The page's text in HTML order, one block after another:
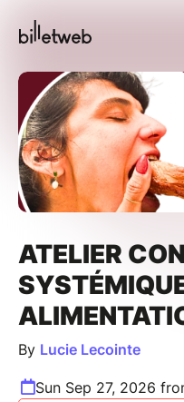
ATELIER
By Lucie Lecointe
Sun Sep 27, 2026